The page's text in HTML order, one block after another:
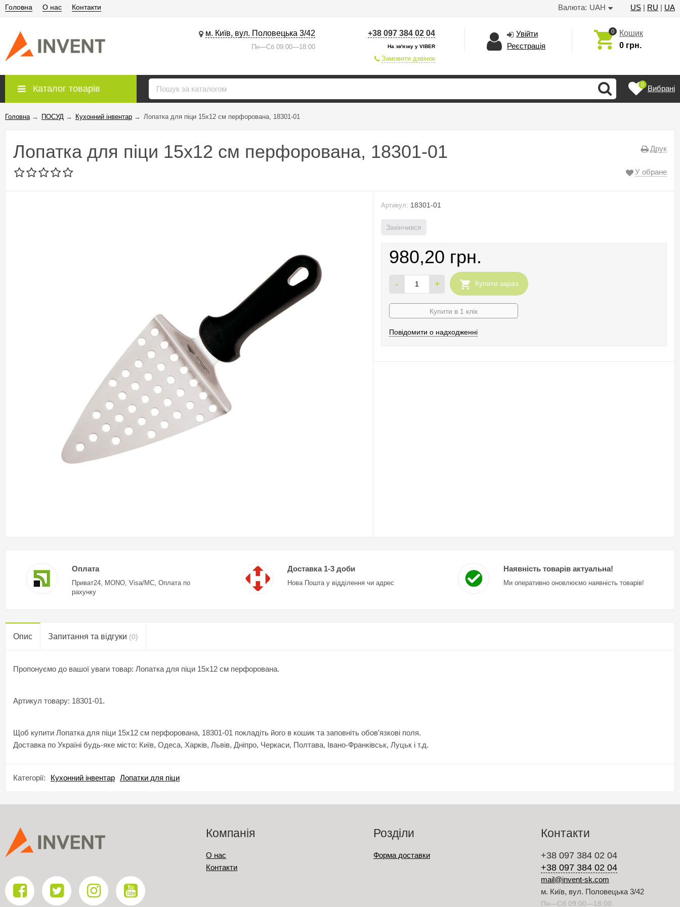
Валюта: UAH US | RU | UA
Головна О нас Контакти
м. Київ, вул. Половецька 3/42
Пн—Сб 09:00—18:00
+38 097 384 02 04
На зв'язку у VIBER
Замовити дзвінок
Увійти
Реєстрація
0
Кошик
0 грн.
Каталог товарів 0 Вибрані
Головна → ПОСУД → Кухонний інвентар → Лопатка для піци 15х12 см перфорована, 18301-01
Друк
Лопатка для піци 15х12 см перфорована, 18301-01
У обране
Артикул: 18301-01
Закінчився
980,20 грн.
- + Купити зараз
Купити в 1 клік
Повідомити о надходженні
Оплата
Приват24, MONO, Visa/MC, Оплата по
рахунку
Доставка 1-3 доби
Нова Пошта у відділення чи адрес
Наявність товарів актуальна!
Ми оперативно оновлюємо наявність товарів!
Опис Запитання та відгуки (0)
Пропонуємо до вашої уваги товар: Лопатка для піци 15х12 см перфорована.
Артикул товару: 18301-01.
Щоб купити Лопатка для піци 15х12 см перфорована, 18301-01 покладіть його в кошик та заповніть обов'язкові поля.
Доставка по Україні будь-яке місто: Київ, Одеса, Харків, Львів, Дніпро, Черкаси, Полтава, Івано-Франківськ, Луцьк і т.д.
Категорії: Кухонний інвентар Лопатки для піци
Компанія
О нас
Контакти
Розділи
Форма доставки
Контакти
+38 097 384 02 04
+38 097 384 02 04
mail@invent-sk.com
м. Київ, вул. Половецька 3/42
Пн—Сб 09:00—18:00